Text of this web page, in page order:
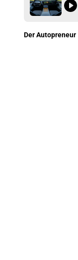
Der Autopreneur